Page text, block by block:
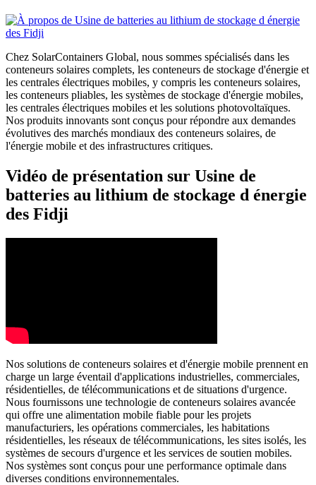
Chez SolarContainers Global, nous sommes spécialisés dans les
conteneurs solaires complets, les conteneurs de stockage d'énergie et
les centrales électriques mobiles, y compris les conteneurs solaires,
les conteneurs pliables, les systèmes de stockage d'énergie mobiles,
les centrales électriques mobiles et les solutions photovoltaïques.
Nos produits innovants sont conçus pour répondre aux demandes
évolutives des marchés mondiaux des conteneurs solaires, de
l'énergie mobile et des infrastructures critiques.
Vidéo de présentation sur Usine de
batteries au lithium de stockage d énergie
des Fidji
Nos solutions de conteneurs solaires et d'énergie mobile prennent en
charge un large éventail d'applications industrielles, commerciales,
résidentielles, de télécommunications et de situations d'urgence.
Nous fournissons une technologie de conteneurs solaires avancée
qui offre une alimentation mobile fiable pour les projets
manufacturiers, les opérations commerciales, les habitations
résidentielles, les réseaux de télécommunications, les sites isolés, les
systèmes de secours d'urgence et les services de soutien mobiles.
Nos systèmes sont conçus pour une performance optimale dans
diverses conditions environnementales.